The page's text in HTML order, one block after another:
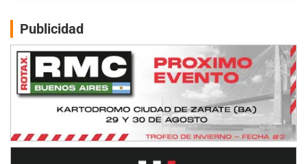
NORESTE SANTAFESINO - F6
Ciudad de Avellaneda (Asfalto)
Avellaneda (Santa Fe)
SUR SANTAFESINO - F4
José Samuel Sánchez (Tierra)
Rufino (Santa Fe)
Juan Navarro (Asfalto)
Publicidad